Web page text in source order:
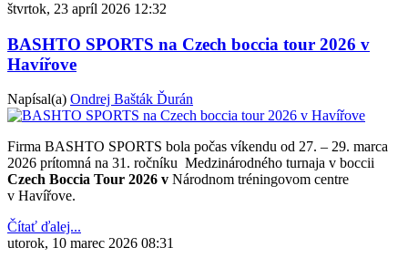
štvrtok, 23 apríl 2026 12:32
BASHTO SPORTS na Czech boccia tour 2026 v
Havířove
Napísal(a) Ondrej Bašták Ďurán
Firma BASHTO SPORTS bola počas víkendu od 27. – 29. marca
2026 prítomná na 31. ročníku Medzinárodného turnaja v boccii
Czech Boccia Tour 2026 v Národnom tréningovom centre
v Havířove.
Čítať ďalej...
utorok, 10 marec 2026 08:31